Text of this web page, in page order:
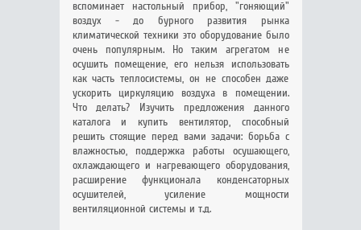
вспоминает настольный прибор, "гоняющий"
воздух - до бурного развития рынка
климатической техники это оборудование было
очень популярным. Но таким агрегатом не
осушить помещение, его нельзя использовать
как часть теплосистемы, он не способен даже
ускорить циркуляцию воздуха в помещении.
Что делать? Изучить предложения данного
каталога и купить вентилятор, способный
решить стоящие перед вами задачи: борьба с
влажностью, поддержка работы осушающего,
охлаждающего и нагревающего оборудования,
расширение функционала конденсаторных
осушителей, усиление мощности
вентиляционной системы и т.д.